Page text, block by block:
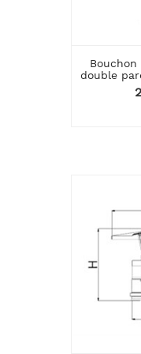
double